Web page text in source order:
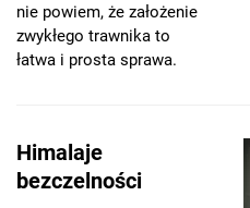
nie powiem, że założenie
zwykłego trawnika to
łatwa i prosta sprawa.
Himalaje
bezczelności